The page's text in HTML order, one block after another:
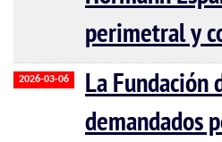
perimetral y
2026-03-06
La Fundación
demandados